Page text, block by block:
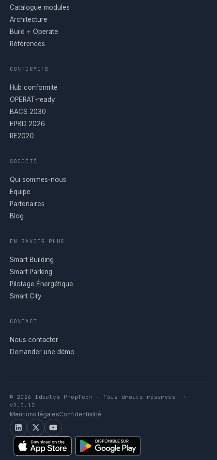
Catalogue modules
Architecture
Build + Operate
Références
CONFORMITÉ
Hub conformité
OPERAT-ready
BACS 2030
EPBD 2026
RE2020
SOCIÉTÉ
Qui sommes-nous
Équipe
Partenaires
Blog
EN SAVOIR PLUS
Smart Building
Smart Parking
Pilotage Énergétique
Smart City
CONTACT
Nous contacter
Demander une démo
© 2026 Idealys PropTech - Tous droits réservés
v2.0.10
Mentions légalesConfidentialité